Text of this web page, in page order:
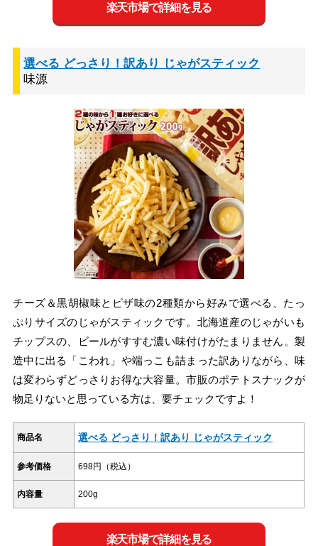
楽天市場で詳細を見る
選べる どっさり！訳あり じゃがスティック
味源
チーズ＆黒胡椒味とピザ味の2種類から好みで選べる、たっ
ぷりサイズのじゃがスティックです。北海道産のじゃがいも
チップスの、ビールがすすむ濃い味付けがたまりません。製
造中に出る「こわれ」や端っこも詰まった訳ありながら、味
は変わらずどっさりお得な大容量。市販のポテトスナックが
物足りないと思っている方は、要チェックですよ！
商品名 選べる どっさり！訳あり じゃがスティック
参考価格 698円（税込）
内容量 200g
楽天市場で詳細を見る